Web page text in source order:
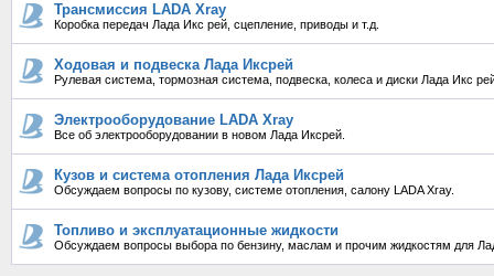
Трансмиссия LADA Xray
Коробка передач Лада Икс рей, сцепление, приводы и т.д.
Ходовая и подвеска Лада Иксрей
Рулевая система, тормозная система, подвеска, колеса и диски Лада Икс
Электрооборудование LADA Xray
Все об электрооборудовании в новом Лада Иксрей.
Кузов и система отопления Лада Иксрей
Обсуждаем вопросы по кузову, системе отопления, салону LADA Xray.
Топливо и эксплуатационные жидкости
Обсуждаем вопросы выбора по бензину, маслам и прочим жидкостям для